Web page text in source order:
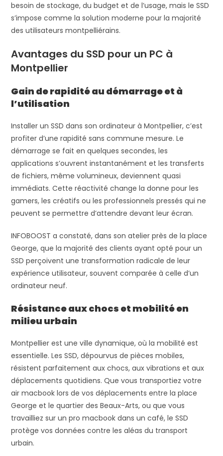
besoin de stockage, du budget et de l’usage, mais le SSD
s’impose comme la solution moderne pour la majorité
des utilisateurs montpelliérains.
Avantages du SSD pour un PC à
Montpellier
Gain de rapidité au démarrage et à
l’utilisation
Installer un SSD dans son ordinateur à Montpellier, c’est
profiter d’une rapidité sans commune mesure. Le
démarrage se fait en quelques secondes, les
applications s’ouvrent instantanément et les transferts
de fichiers, même volumineux, deviennent quasi
immédiats. Cette réactivité change la donne pour les
gamers, les créatifs ou les professionnels pressés qui ne
peuvent se permettre d’attendre devant leur écran.
INFOBOOST a constaté, dans son atelier près de la place
George, que la majorité des clients ayant opté pour un
SSD perçoivent une transformation radicale de leur
expérience utilisateur, souvent comparée à celle d’un
ordinateur neuf.
Résistance aux chocs et mobilité en
milieu urbain
Montpellier est une ville dynamique, où la mobilité est
essentielle. Les SSD, dépourvus de pièces mobiles,
résistent parfaitement aux chocs, aux vibrations et aux
déplacements quotidiens. Que vous transportiez votre
air macbook lors de vos déplacements entre la place
George et le quartier des Beaux-Arts, ou que vous
travailliez sur un pro macbook dans un café, le SSD
protège vos données contre les aléas du transport
urbain.